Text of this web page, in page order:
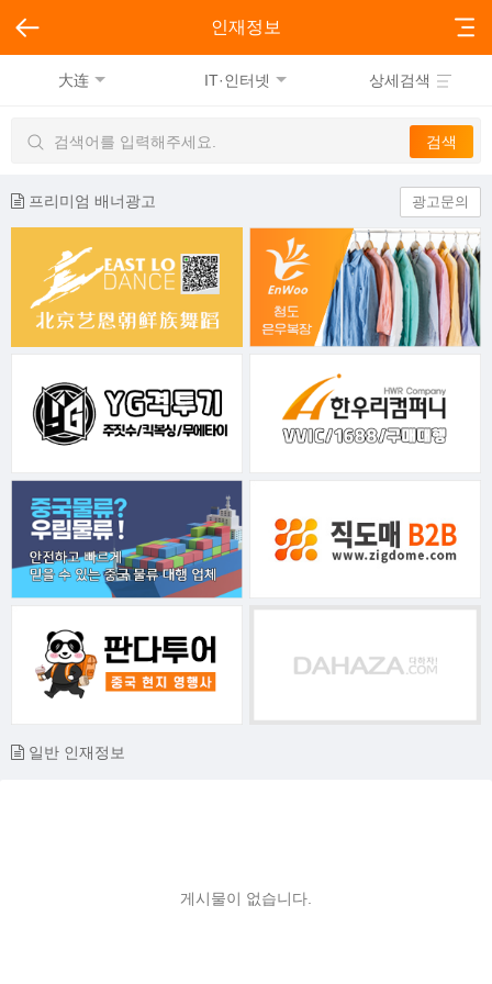
인재정보
大连 IT·인터넷 상세검색
프리미엄 배너광고 광고문의
일반 인재정보
게시물이 없습니다.